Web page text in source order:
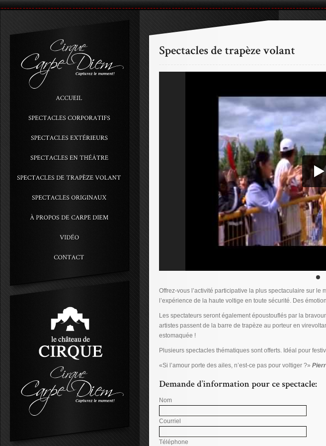
Offrez-vous l’activité participative la plus spectaculaire sur le
l’expérience de la haute voltige en toute sécurité. Des
Les spectateurs seront également époustouflés par la
artistes passent de la barre de trapèze au porteur en
estomaquée !
Plusieurs spectacles thématiques sont offerts. Idéal pour
«Si l’amour porte des ailes, n’est-ce pas pour voltiger ?»
Nom
Courriel
Téléphone